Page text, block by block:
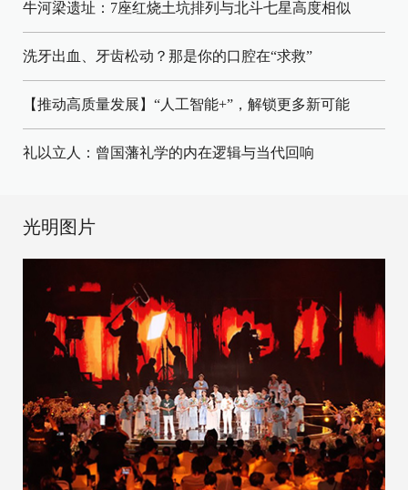
牛河梁遗址：7座红烧土坑排列与北斗七星高度相似
洗牙出血、牙齿松动？那是你的口腔在“求救”
【推动高质量发展】“人工智能+”，解锁更多新可能
礼以立人：曾国藩礼学的内在逻辑与当代回响
光明图片